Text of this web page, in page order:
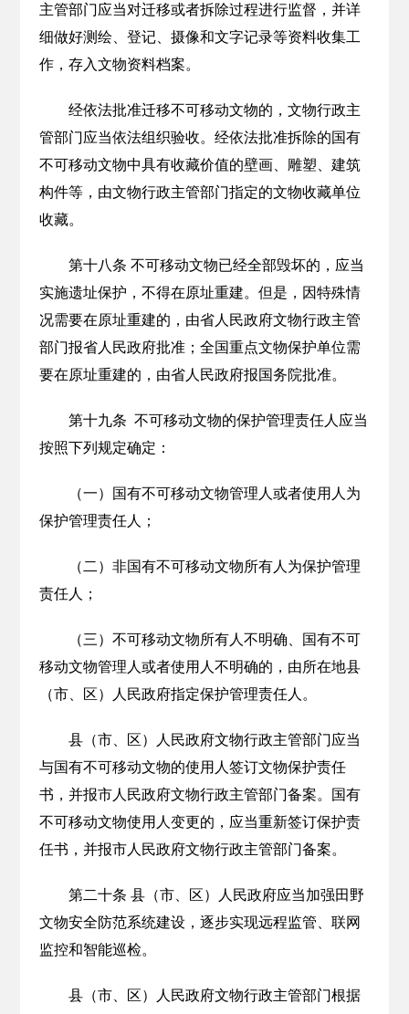
主管部门应当对迁移或者拆除过程进行监督，并详
细做好测绘、登记、摄像和文字记录等资料收集工
作，存入文物资料档案。
经依法批准迁移不可移动文物的，文物行政主
管部门应当依法组织验收。经依法批准拆除的国有
不可移动文物中具有收藏价值的壁画、雕塑、建筑
构件等，由文物行政主管部门指定的文物收藏单位
收藏。
第十八条 不可移动文物已经全部毁坏的，应当
实施遗址保护，不得在原址重建。但是，因特殊情
况需要在原址重建的，由省人民政府文物行政主管
部门报省人民政府批准；全国重点文物保护单位需
要在原址重建的，由省人民政府报国务院批准。
第十九条 不可移动文物的保护管理责任人应当
按照下列规定确定：
（一）国有不可移动文物管理人或者使用人为
保护管理责任人；
（二）非国有不可移动文物所有人为保护管理
责任人；
（三）不可移动文物所有人不明确、国有不可
移动文物管理人或者使用人不明确的，由所在地县
（市、区）人民政府指定保护管理责任人。
县（市、区）人民政府文物行政主管部门应当
与国有不可移动文物的使用人签订文物保护责任
书，并报市人民政府文物行政主管部门备案。国有
不可移动文物使用人变更的，应当重新签订保护责
任书，并报市人民政府文物行政主管部门备案。
第二十条 县（市、区）人民政府应当加强田野
文物安全防范系统建设，逐步实现远程监管、联网
监控和智能巡检。
县（市、区）人民政府文物行政主管部门根据